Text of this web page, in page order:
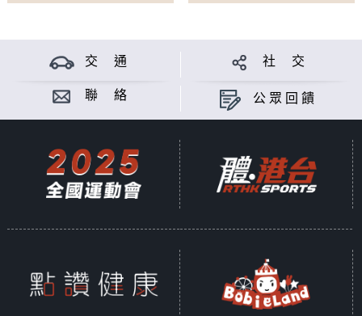
交 通 社 交
聯 絡 公眾回饋